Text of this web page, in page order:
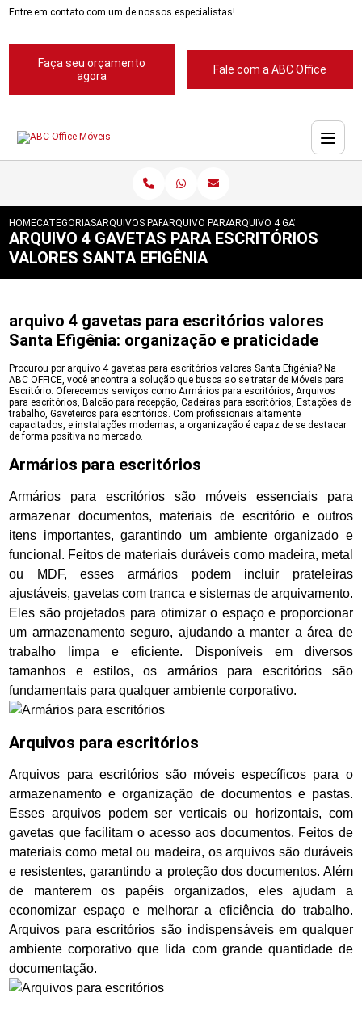
Entre em contato com um de nossos especialistas!
Faça seu orçamento
agora
Fale com a ABC Office
HOMECATEGORIASARQUIVOS PARA ESCRITORIOS
ARQUIVO PARA ESCRITORIOS PASTA
ARQUIVO 4 GAVETAS PARA
ARQUIVO 4 GAVETAS PARA ESCRITÓRIOS
VALORES SANTA EFIGÊNIA
arquivo 4 gavetas para escritórios valores
Santa Efigênia: organização e praticidade
Procurou por arquivo 4 gavetas para escritórios valores Santa Efigênia? Na
ABC OFFICE, você encontra a solução que busca ao se tratar de Móveis para
Escritório. Oferecemos serviços como Armários para escritórios, Arquivos
para escritórios, Balcão para recepção, Cadeiras para escritórios, Estações de
trabalho, Gaveteiros para escritórios. Com profissionais altamente
capacitados, e instalações modernas, a organização é capaz de se destacar
de forma positiva no mercado.
Armários para escritórios
Armários para escritórios são móveis essenciais para
armazenar documentos, materiais de escritório e outros
itens importantes, garantindo um ambiente organizado e
funcional. Feitos de materiais duráveis como madeira, metal
ou MDF, esses armários podem incluir prateleiras
ajustáveis, gavetas com tranca e sistemas de arquivamento.
Eles são projetados para otimizar o espaço e proporcionar
um armazenamento seguro, ajudando a manter a área de
trabalho limpa e eficiente. Disponíveis em diversos
tamanhos e estilos, os armários para escritórios são
fundamentais para qualquer ambiente corporativo.
Arquivos para escritórios
Arquivos para escritórios são móveis específicos para o
armazenamento e organização de documentos e pastas.
Esses arquivos podem ser verticais ou horizontais, com
gavetas que facilitam o acesso aos documentos. Feitos de
materiais como metal ou madeira, os arquivos são duráveis
e resistentes, garantindo a proteção dos documentos. Além
de manterem os papéis organizados, eles ajudam a
economizar espaço e melhorar a eficiência do trabalho.
Arquivos para escritórios são indispensáveis em qualquer
ambiente corporativo que lida com grande quantidade de
documentação.